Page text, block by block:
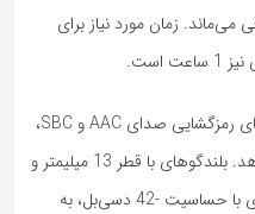
می‌ماند. زمان مورد نیاز برای
هدفون جویروم، با استفاده از پروتکل‌های رمزگشایی صدای AAC و SBC،
صدایی شفاف با کیفیت HD ارائه می‌دهد. بلندگوهای با قطر 13 میلیمتر و
حساسیت 115 دسی‌بل و میکروفون‌های با حساسیت -42 دسی‌بل، به